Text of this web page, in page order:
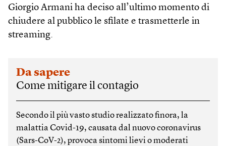
Giorgio Armani ha deciso all’ultimo momento di
chiudere al pubblico le sfilate e trasmetterle in
streaming.
Da sapere
Come mitigare il contagio
Secondo il più vasto studio realizzato finora, la
malattia Covid-19, causata dal nuovo coronavirus
(Sars-CoV-2), provoca sintomi lievi o moderati